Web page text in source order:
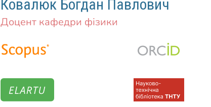
Ковалюк Богдан Павлович
Доцент кафедри фізики